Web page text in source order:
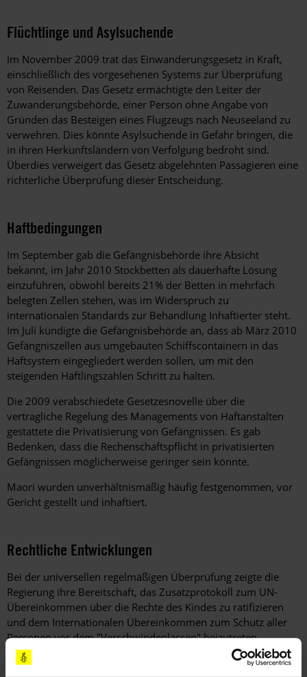
Flüchtlinge und Asylsuchende
Im November 2009 trat das Einwanderungsgesetz in Kraft,
einschließlich des vorgesehenen Systems zur Überprüfung
von Reisenden. Das Gesetz ermächtigte den Leiter der
Zuwanderungsbehörde, einer Person ohne Angabe von
Gründen das Besteigen eines Flugzeugs nach Neuseeland zu
verwehren. Dies könnte Asylsuchende in Gefahr bringen, die
in ihren Herkunftsländern von Verfolgung bedroht sind.
Überdies verweigert das Gesetz abgelehnten Passagieren eine
richterliche Überprüfung dieser Entscheidung.
Haftbedingungen
Im September gab die Gefängnisbehörde ihre Absicht
bekannt, im Jahr 2010 Stockbetten als dauerhafte Lösung
einzuführen, obwohl bereits 21% der Betten in mehrfach
belegten Zellen stehen, was im Widerspruch zu
internationalen Standards zur Behandlung Inhaftierter steht.
Im Juli kündigte die Gefängnisbehörde an, dass ab März 2010
Gefängniszellen aus umgebauten Schiffscontainern in das
Haftsystem eingegliedert werden sollen, um mit den
steigenden Häftlingszahlen Schritt zu halten.
Die 2009 verabschiedete Gesetzesnovelle über die
vertragliche Regelung des Managements von Haftanstalten
gestattete die Privatisierung von Gefängnissen. Es gab
Bedenken, dass die Rechenschaftspflicht in privatisierten
Gefängnissen möglicherweise geringer sein könnte.
Maori wurden unverhältnismäßig häufig festgenommen, vor
Gericht gestellt und inhaftiert.
Rechtliche Entwicklungen
Bei der universellen regelmäßigen Überprüfung zeigte die
Regierung ihre Bereitschaft, das Zusatzprotokoll zum UN-
Übereinkommen über die Rechte des Kindes zu ratifizieren
und dem Internationalen Übereinkommen zum Schutz aller
Personen vor dem "Verschwindenlassen" beizutreten.
Der Grundrechtskatalog New Zealand Bill of Rights Act (BORA)